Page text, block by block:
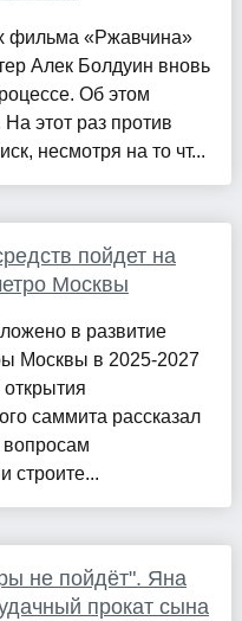
фильма «Ржавчина»
Алек Болдуин вновь
Об этом
этот раз против
несмотря на то чт...
пойдет на
Москвы
в развитие
Москвы в 2025-2027
саммита рассказал
строите...
не пойдёт". Яна
прокат сына